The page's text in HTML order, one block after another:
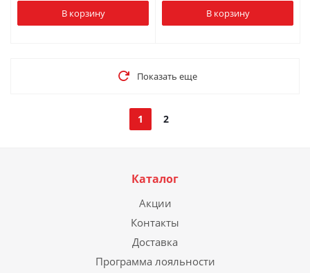
В корзину В корзину
Показать еще
1 2
Каталог
Акции
Контакты
Доставка
Программа лояльности